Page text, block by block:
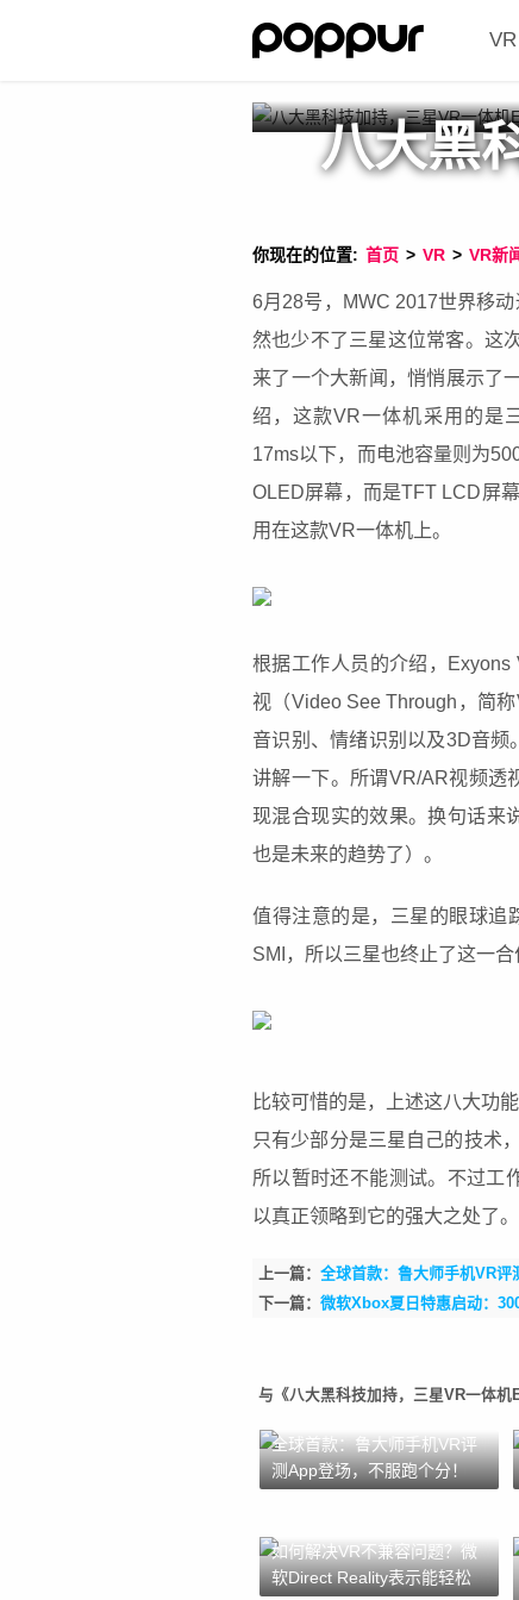
VR
八大黑
你现在的位置: 首页 > VR > VR新
6月28号，MWC 2017世界移
然也少不了三星这位常客。这
来了一个大新闻，悄悄展示了
绍，这款VR一体机采用的是
17ms以下，而电池容量则为
OLED屏幕，而是TFT LCD屏
用在这款VR一体机上。
根据工作人员的介绍，
视（Video See Through，简
音识别、情绪识别以及3D音
讲解一下。所谓VR/AR视频透
现混合现实的效果。换句话来
也是未来的趋势了）。
值得注意的是，三星的眼球追
SMI，所以三星也终止了这一
比较可惜的是，上述这八大功
只有少部分是三星自己的技术
所以暂时还不能测试。不过工
以真正领略到它的强大之处了。
上一篇： 全球首款：鲁大师手机VR评
下一篇： 微软Xbox夏日特惠启动：
与《八大黑科技加持，三星VR一体
全球首款：鲁大师手机VR评
测App登场，不服跑个分！
如何解决VR不兼容问题？微
软Direct Reality表示能轻松